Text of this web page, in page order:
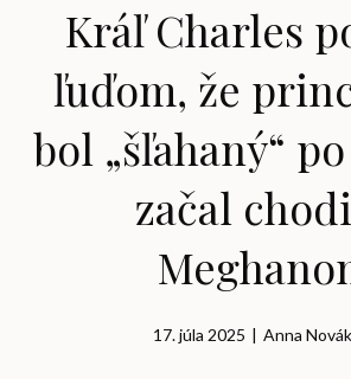
Kráľ Charles
ľuďom, že
bol „šľahaný“
začal
17. júla 2025 | Anna